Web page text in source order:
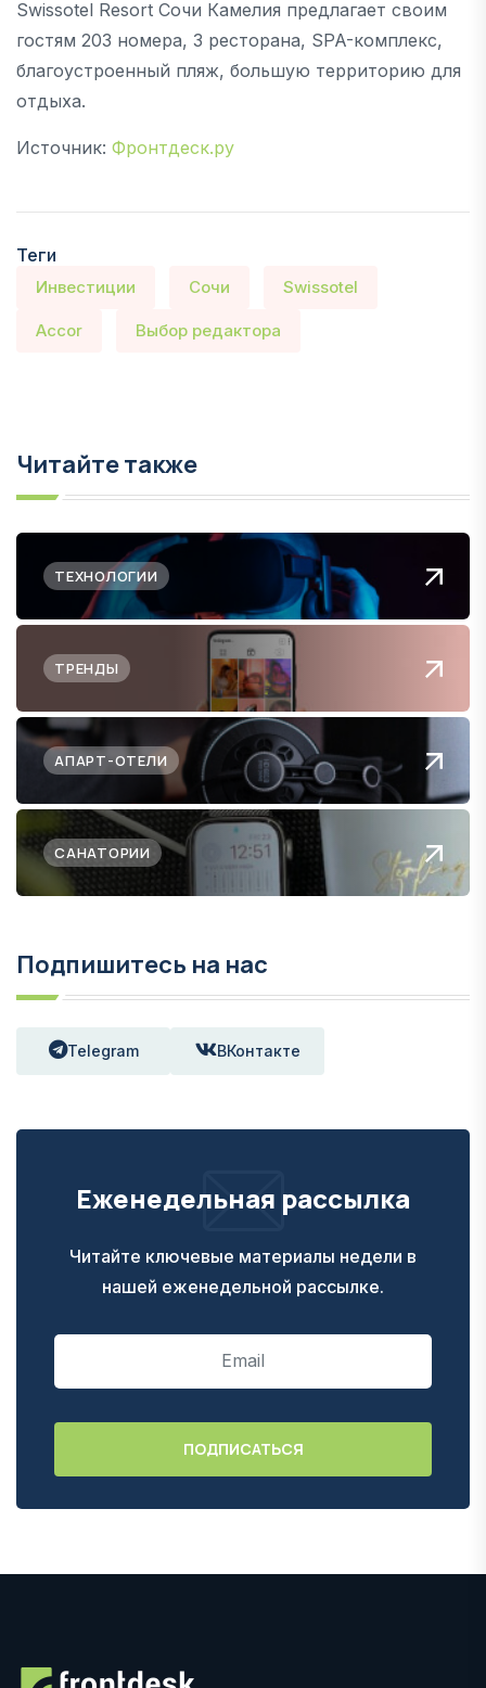
Swissotel Resort Сочи Камелия предлагает своим
гостям 203 номера, 3 ресторана, SPA-комплекс,
благоустроенный пляж, большую территорию для
отдыха.
Источник: Фронтдеск.ру
Теги
Инвестиции Сочи Swissotel
Accor Выбор редактора
Читайте также
ТЕХНОЛОГИИ
ТРЕНДЫ
АПАРТ-ОТЕЛИ
САНАТОРИИ
Подпишитесь на нас
Telegram ВКонтакте
Еженедельная рассылка
Читайте ключевые материалы недели в
нашей еженедельной рассылке.